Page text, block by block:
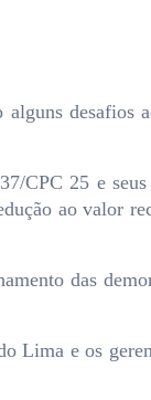
desafios
CPC 25 e
ao valor
das
Lima e os